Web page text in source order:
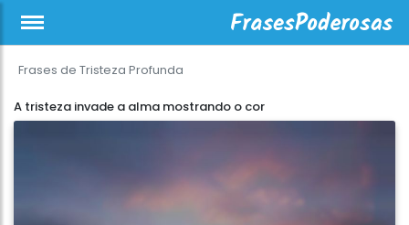
Frases de Tristeza Profunda
A tristeza invade a alma mostrando o cor